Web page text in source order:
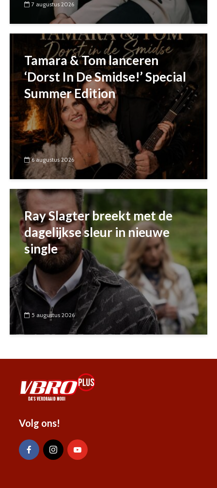
7 augustus 2026
Tamara & Tom lanceren
‘Dorst In De Smidse!’ Special
Summer Edition
6 augustus 2026
Ray Slagter breekt met de
dagelijkse sleur in nieuwe
single
5 augustus 2026
Volg ons!